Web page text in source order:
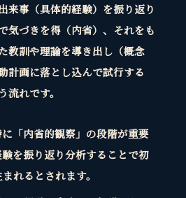
来事（具体的経験）を振り返り
気づきを得（内省）、それをも
教訓や理論を導き出し（概念
計画に落とし込んで試行する
流れです。
「内省的観察」の段階が重要
を振り返り分析することで初
れるとされます。